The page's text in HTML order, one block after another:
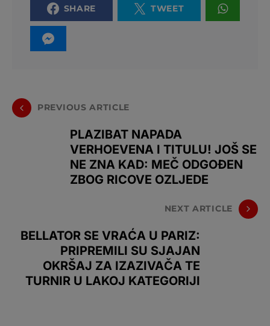
SHARE TWEET
PREVIOUS ARTICLE
PLAZIBAT NAPADA
VERHOEVENA I TITULU! JOŠ SE
NE ZNA KAD: MEČ ODGOĐEN
ZBOG RICOVE OZLJEDE
NEXT ARTICLE
BELLATOR SE VRAĆA U PARIZ:
PRIPREMILI SU SJAJAN
OKRŠAJ ZA IZAZIVAČA TE
TURNIR U LAKOJ KATEGORIJI